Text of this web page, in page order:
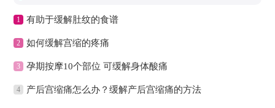
1 有助于缓解肚纹的食谱
2 如何缓解宫缩的疼痛
3 孕期按摩10个部位 可缓解身体酸痛
4 产后宫缩痛怎么办？缓解产后宫缩痛的方法